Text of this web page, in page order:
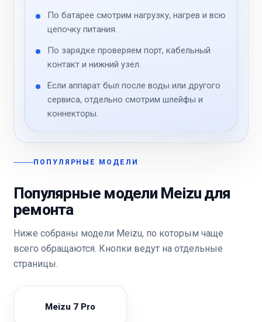
По батарее смотрим нагрузку, нагрев и всю
цепочку питания.
По зарядке проверяем порт, кабельный
контакт и нижний узел.
Если аппарат был после воды или другого
сервиса, отдельно смотрим шлейфы и
коннекторы.
ПОПУЛЯРНЫЕ МОДЕЛИ
Популярные модели Meizu для
ремонта
Ниже собраны модели Meizu, по которым чаще
всего обращаются. Кнопки ведут на отдельные
страницы.
Meizu 7 Pro